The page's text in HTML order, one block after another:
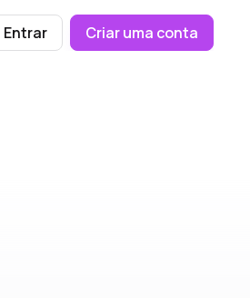
Entrar Criar uma conta